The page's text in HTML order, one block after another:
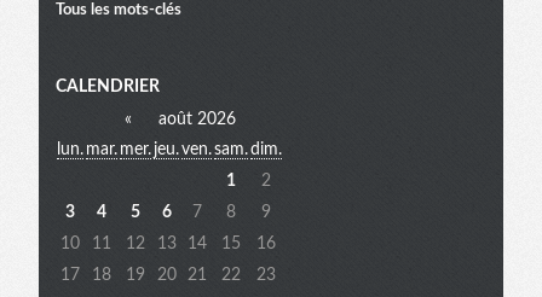
Tous les mots-clés
Menu
extra
CALENDRIER
«
août 2026
lun. mar. mer. jeu.ven.sam.dim.
1
2
3
4 5 6 7 8
9
10
11 12 13 14 15
16
17
18 19 20 21 22
23